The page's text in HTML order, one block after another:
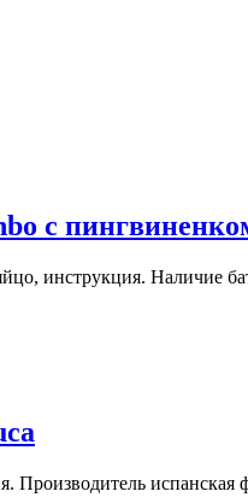
с
инструкция. Наличие
Производитель